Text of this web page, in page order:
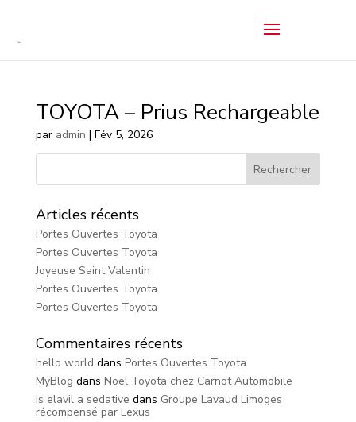
TOYOTA – Prius Rechargeable
par admin | Fév 5, 2026
Articles récents
Portes Ouvertes Toyota
Portes Ouvertes Toyota
Joyeuse Saint Valentin
Portes Ouvertes Toyota
Portes Ouvertes Toyota
Commentaires récents
hello world dans Portes Ouvertes Toyota
MyBlog dans Noël Toyota chez Carnot Automobile
is elavil a sedative dans Groupe Lavaud Limoges
récompensé par Lexus